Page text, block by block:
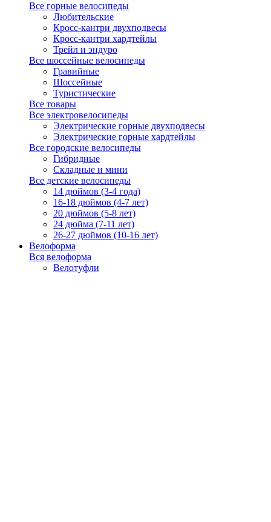
Все горные велосипеды
Любительские
Кросс-кантри двухподвесы
Кросс-кантри хардтейлы
Трейл и эндуро
Все шоссейные велосипеды
Гравийные
Шоссейные
Туристические
Все товары
Все электровелосипеды
Электрические горные двухподвесы
Электрические горные хардтейлы
Все городские велосипеды
Гибридные
Складные и мини
Все детские велосипеды
14 дюймов (3-4 года)
16-18 дюймов (4-7 лет)
20 дюймов (5-8 лет)
24 дюйма (7-11 лет)
26-27 дюймов (10-16 лет)
Велоформа
Вся велоформа
Велотуфли